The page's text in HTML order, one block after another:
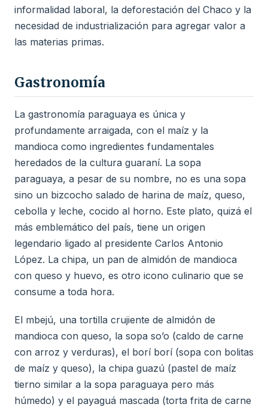
informalidad laboral, la deforestación del Chaco y la
necesidad de industrialización para agregar valor a
las materias primas.
Gastronomía
La gastronomía paraguaya es única y
profundamente arraigada, con el maíz y la
mandioca como ingredientes fundamentales
heredados de la cultura guaraní. La sopa
paraguaya, a pesar de su nombre, no es una sopa
sino un bizcocho salado de harina de maíz, queso,
cebolla y leche, cocido al horno. Este plato, quizá el
más emblemático del país, tiene un origen
legendario ligado al presidente Carlos Antonio
López. La chipa, un pan de almidón de mandioca
con queso y huevo, es otro icono culinario que se
consume a toda hora.
El mbejú, una tortilla crujiente de almidón de
mandioca con queso, la sopa so’o (caldo de carne
con arroz y verduras), el borí borí (sopa con bolitas
de maíz y queso), la chipa guazú (pastel de maíz
tierno similar a la sopa paraguaya pero más
húmedo) y el payaguá mascada (torta frita de carne